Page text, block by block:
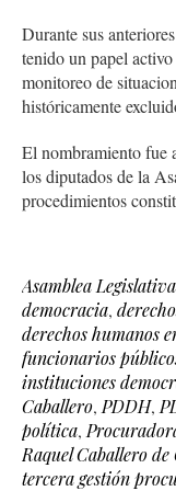
Durante sus
tenido un papel
monitoreo de
históricamente
El nombramiento fue
los diputados de la
procedimientos
Asamblea Legislativa
democracia,
derechos humanos
funcionarios
instituciones
Caballero, PDDH,
política,
Raquel Caballero
tercera gestión